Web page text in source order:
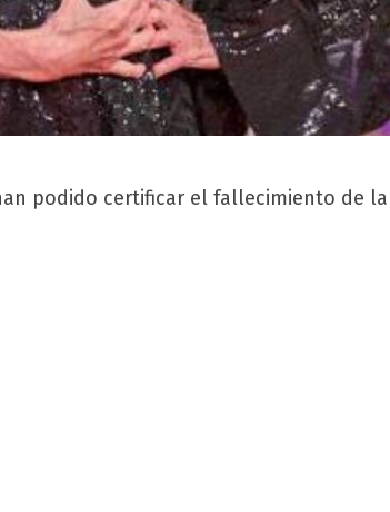
podido certificar el fallecimiento de